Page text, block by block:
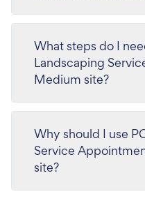
What steps do I
Landscaping
Medium site?
Why should I use
Service
site?